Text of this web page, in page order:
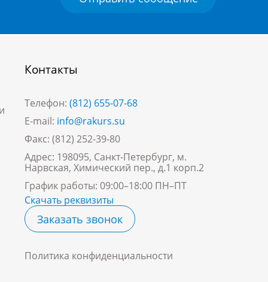
Контакты
Телефон: (812) 655-07-68
E-mail: info@rakurs.su
Факс: (812) 252-39-80
Адрес: 198095, Санкт-Петербург, м.
Нарвская, Химический пер., д.1 корп.2
График работы: 09:00–18:00 ПН–ПТ
Скачать реквизиты
Заказать звонок
Политика конфиденциальности